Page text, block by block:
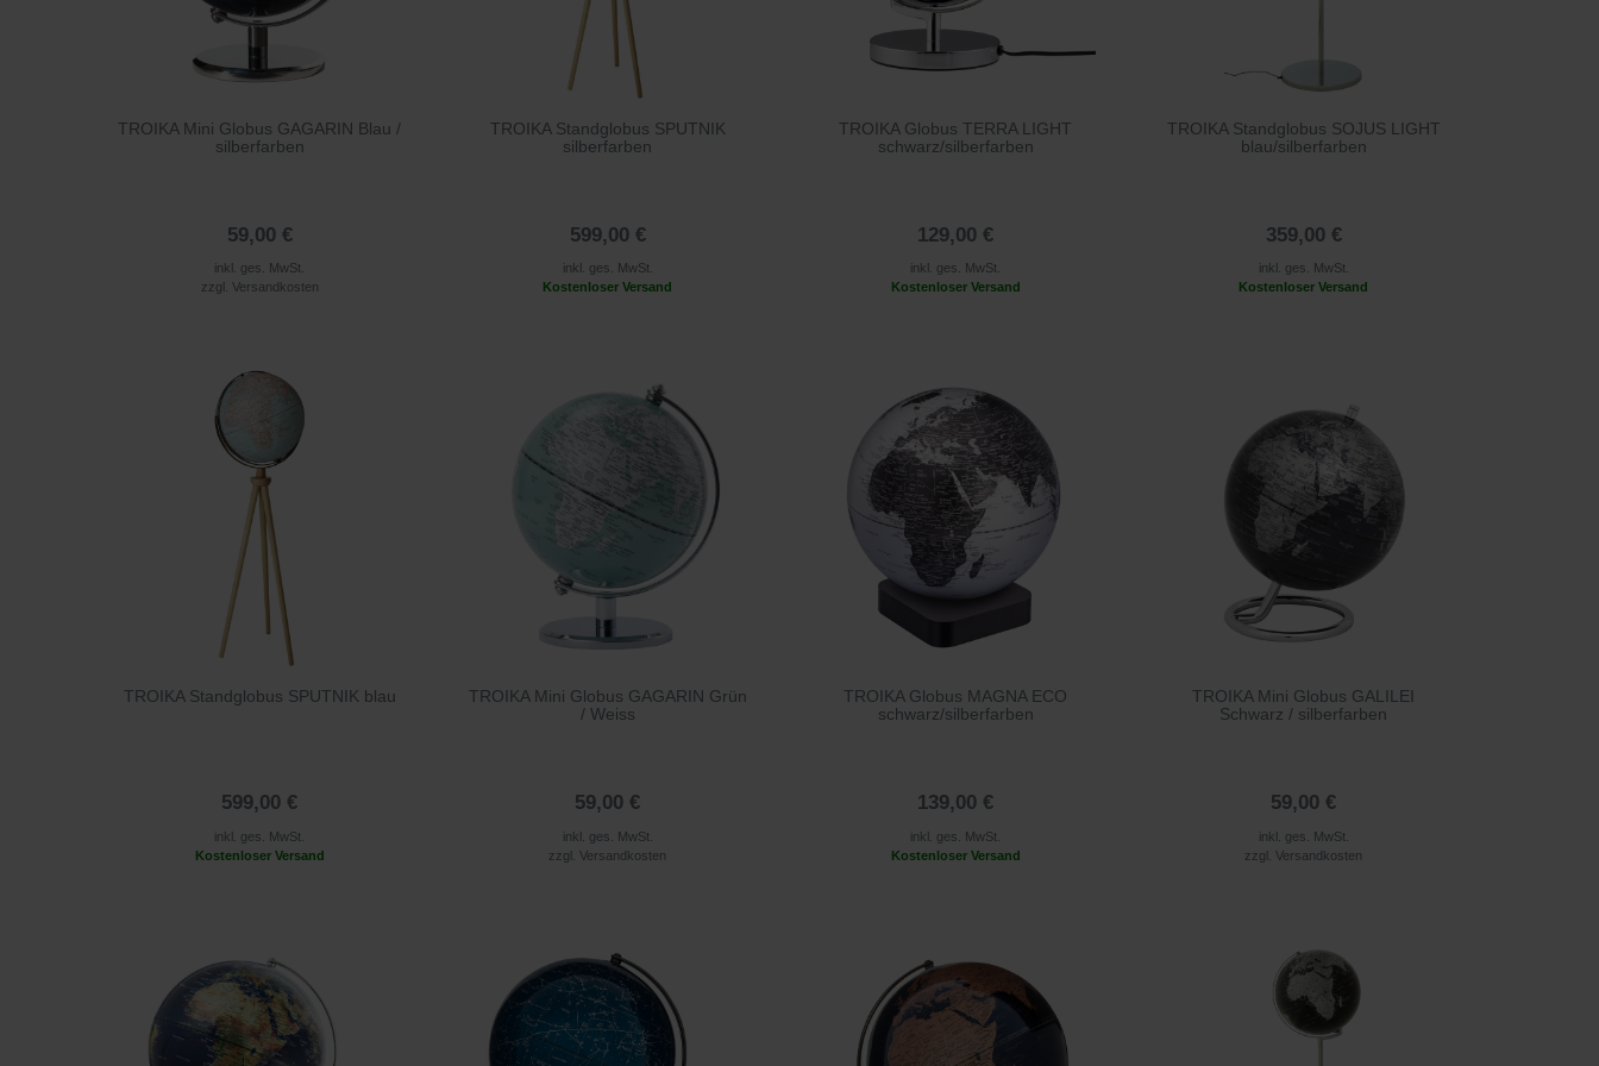
TROIKA Mini Globus GAGARIN Blau /
silberfarben
59,00 €
inkl. ges. MwSt.
zzgl. Versandkosten
TROIKA Standglobus SPUTNIK
silberfarben
599,00 €
inkl. ges. MwSt.
Kostenloser Versand
TROIKA Globus TERRA LIGHT
schwarz/silberfarben
129,00 €
inkl. ges. MwSt.
Kostenloser Versand
TROIKA Standglobus SOJUS LIGHT
blau/silberfarben
359,00 €
inkl. ges. MwSt.
Kostenloser Versand
TROIKA Standglobus SPUTNIK blau
599,00 €
inkl. ges. MwSt.
Kostenloser Versand
TROIKA Mini Globus GAGARIN Grün
/ Weiss
59,00 €
inkl. ges. MwSt.
zzgl.Versandkosten
TROIKA Globus MAGNA ECO
schwarz/silberfarben
139,00 €
inkl. ges. MwSt.
Kostenloser Versand
TROIKA Mini Globus GALILEI
Schwarz / silberfarben
59,00 €
inkl. ges. MwSt.
zzgl.Versandkosten